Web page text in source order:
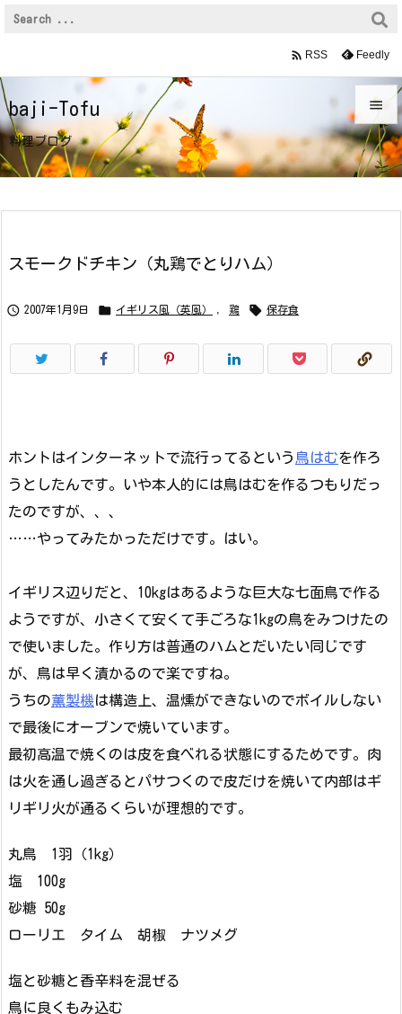
baji-Tofu
料理ブログ


メニュ
 RSS Feedly
スモークドチキン（丸鶏でとりハム）
 2007年1月9日  イギリス風（英風） 鶏  保存食
ホントはインターネットで流行ってるという 鳥はむを作ろ
うとしたんです。いや本人的には鳥はむを作るつもりだっ
たのですが、、、
……やってみたかっただけです。はい。
イギリス辺りだと、10kgはあるような巨大な七面鳥で作る
ようですが、小さくて安くて手ごろな1kgの鳥をみつけたの
で使いました。作り方は普通のハムとだいたい同じです
が、鳥は早く漬かるので楽ですね。
うちの薫製機は構造上、温燻ができないのでボイルしない
で最後にオーブンで焼いています。
最初高温で焼くのは皮を食べれる状態にするためです。肉
は火を通し過ぎるとパサつくので皮だけを焼いて内部はギ
リギリ火が通るくらいが理想的です。
丸鳥 1羽（1kg）
塩 100g
砂糖 50g
ローリエ タイム 胡椒 ナツメグ
塩と砂糖と香辛料を混ぜる
鳥に良くもみ込む